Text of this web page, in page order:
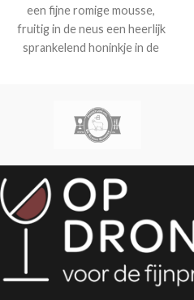
een fijne romige mousse,
fruitig in de neus een heerlijk
sprankelend honinkje in de
met een fijne romige mousse
en heerlijk fruit in de neus.